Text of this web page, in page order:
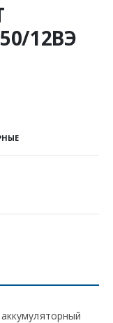
12ВЭ